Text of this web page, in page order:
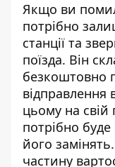
Якщо ви
потрібно
станції та
поїзда. Він
безкоштовно
цьому на свій
потрібно
його
частину